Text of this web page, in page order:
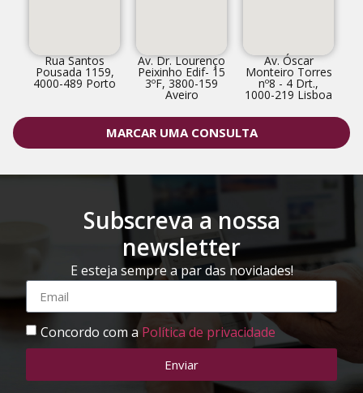
Rua Santos
Pousada 1159,
4000-489 Porto
Av. Dr. Lourenço
Peixinho Edif- 15
3ºF, 3800-159
Aveiro
Av. Óscar
Monteiro Torres
nº8 - 4 Drt.,
1000-219 Lisboa
MARCAR UMA CONSULTA
Subscreva a nossa
newsletter
E esteja sempre a par das novidades!
Concordo com a Política de privacidade
Enviar